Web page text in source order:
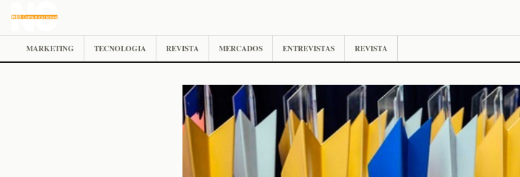
MARKETING TECNOLOGIA REVISTA MERCADOS ENTREVISTAS REVISTA